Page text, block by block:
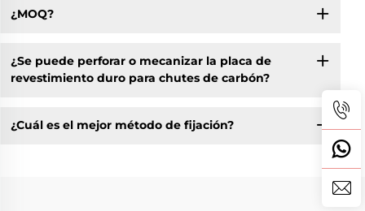
¿MOQ?
¿Se puede perforar o mecanizar la placa de
revestimiento duro para chutes de carbón?
¿Cuál es el mejor método de fijación?